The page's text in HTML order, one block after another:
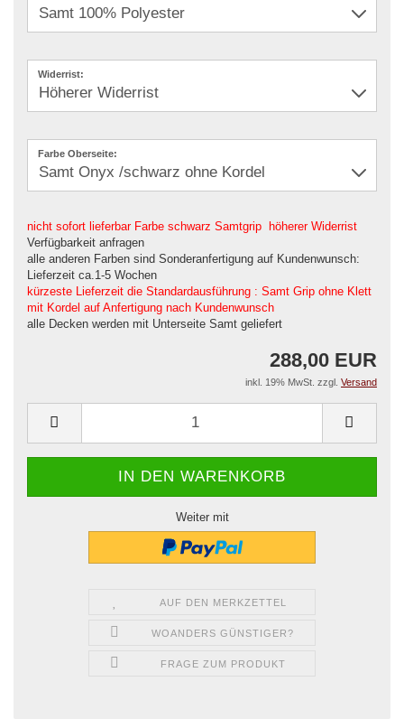
Widerrist:
Farbe Oberseite:
nicht sofort lieferbar Farbe schwarz Samtgrip höherer Widerrist
Verfügbarkeit anfragen
alle anderen Farben sind Sonderanfertigung auf Kundenwunsch:
Lieferzeit ca.1-5 Wochen
kürzeste Lieferzeit die Standardausführung : Samt Grip ohne Klett
mit Kordel auf Anfertigung nach Kundenwunsch
alle Decken werden mit Unterseite Samt geliefert
288,00 EUR
inkl. 19% MwSt. zzgl. Versand
Weiter mit
AUF DEN MERKZETTEL
WOANDERS GÜNSTIGER?
FRAGE ZUM PRODUKT